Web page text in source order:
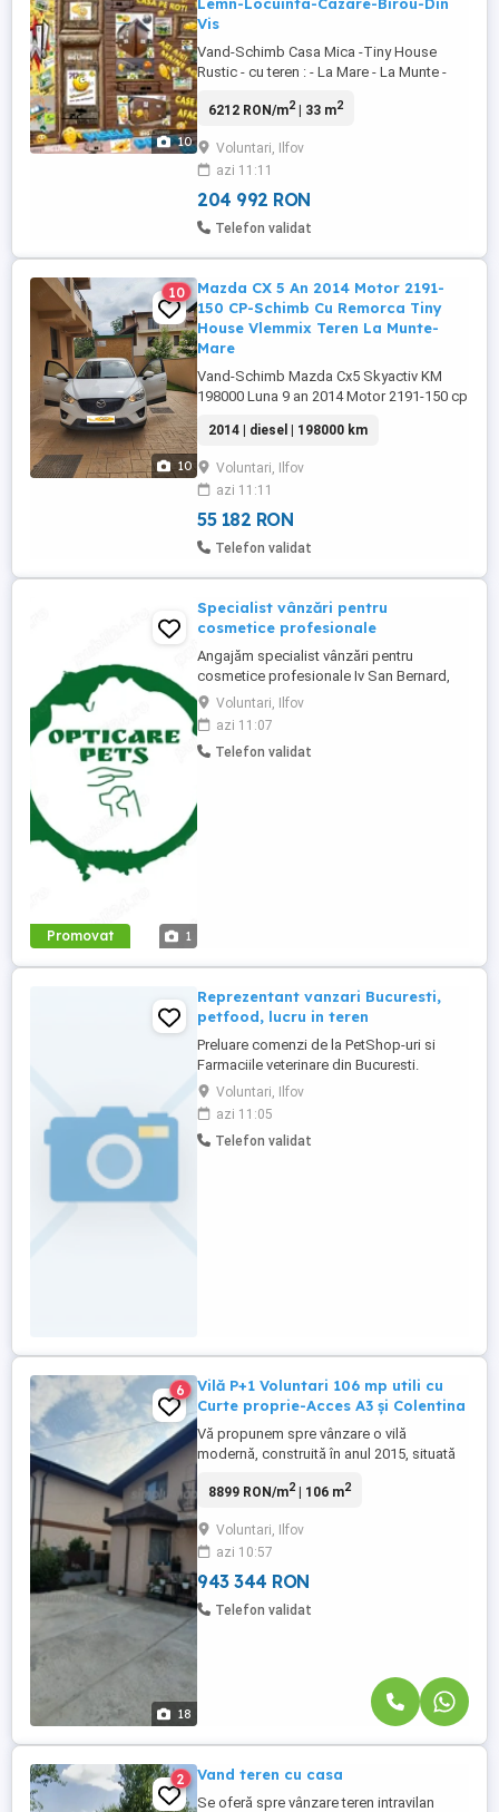
10
Vis
Vand-Schimb Casa Mica -Tiny House
Rustic - cu teren : - La Mare - La Munte -
Autoutilitara - Mercedes - Iveco -
60000 eur. Tiny House ar putea fi ideala
pentru: TINY HOUSE RUSTIC = O
LOCUINTA MICA PENTRU OAMENI
6212 RON/m2| 33 m2
Voluntari, Ilfov
azi 11:11
204 992 RON
Telefon validat
10
10
Mazda CX 5 An 2014 Motor 2191-
150 CP-Schimb Cu Remorca Tiny
House Vlemmix Teren La Munte-
Mare
Vand-Schimb Mazda Cx5 Skyactiv KM
198000 Luna 9 an 2014 Motor 2191-150 cp
E.T.C. Dotari specifice Mazda CX 5 2014
Vand - 10500 Schimb -12500 Cu:
Autoutilitara Doka. Remorca Tiny House
Vlemmix sau alta marca. Teren: La munte
La mare Teren agricol Arata si merge ...
2014 | diesel | 198000 km
Voluntari, Ilfov
azi 11:11
55 182 RON
Telefon validat
Promovat 1
Specialist vânzări pentru
cosmetice profesionale
Angajăm specialist vânzări pentru
cosmetice profesionale Iv San Bernard,
full-time, 8 ore, cu deplasări și necesita
permis categoria B. Rolul include
gestionarea relațiilor cu clienții existenți și
atragerea de saloane noi de grooming.
Voluntari, Ilfov
azi 11:07
Telefon validat
Reprezentant vanzari Bucuresti,
petfood, lucru in teren
Preluare comenzi de la PetShop-uri si
Farmaciile veterinare din Bucuresti.
Incasarea restantelor, antrenarea noilor
clienti - si cam atat. Necesita permis de
conducere - cat. B
Voluntari, Ilfov
azi 11:05
Telefon validat
18
6
Vilă P+1 Voluntari 106 mp utili cu
Curte proprie-Acces A3 și Colentina
Vă propunem spre vânzare o vilă
modernă, construită în anul 2015, situată
Voluntari, chiar la granița cu Bucureștiul,
Proprietatea este ideală pentru o familie
care își dorește liniștea unei zone
rezidențiale, fără a renunța la ...
8899 RON/m2| 106 m2
Voluntari, Ilfov
azi 10:57
943 344 RON
Telefon validat
2 Vand teren cu casa
Se oferă spre vânzare teren intravilan